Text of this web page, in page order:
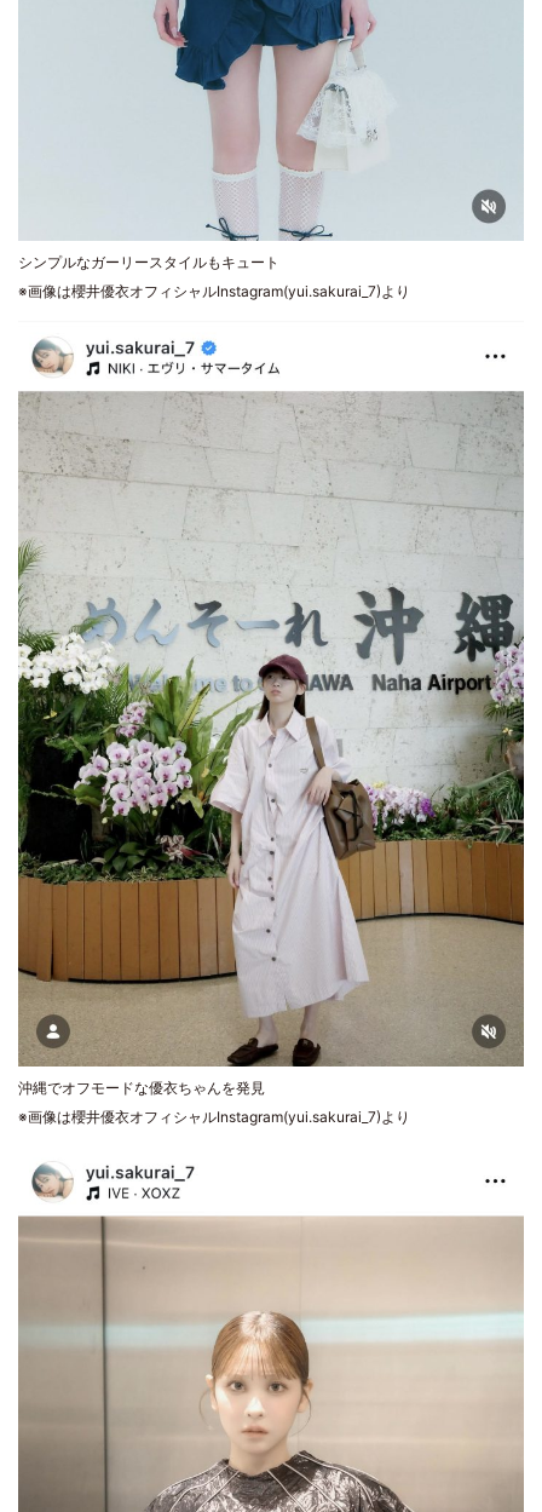
シンプルなガーリースタイルもキュート
※画像は櫻井優衣オフィシャルInstagram(yui.sakurai_7)より
沖縄でオフモードな優衣ちゃんを発見
※画像は櫻井優衣オフィシャルInstagram(yui.sakurai_7)より